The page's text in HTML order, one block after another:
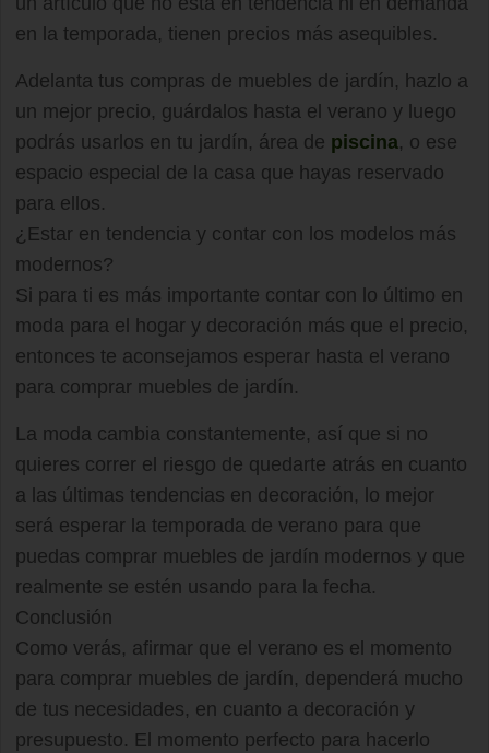
en la temporada, tienen precios más asequibles.
Adelanta tus compras de muebles de jardín, hazlo a
un mejor precio, guárdalos hasta el verano y luego
podrás usarlos en tu jardín, área de piscina, o ese
espacio especial de la casa que hayas reservado
para ellos.
¿Estar en tendencia y contar con los modelos más
modernos?
Si para ti es más importante contar con lo último en
moda para el hogar y decoración más que el precio,
entonces te aconsejamos esperar hasta el verano
para comprar muebles de jardín.
La moda cambia constantemente, así que si no
quieres correr el riesgo de quedarte atrás en cuanto
a las últimas tendencias en decoración, lo mejor
será esperar la temporada de verano para que
puedas comprar muebles de jardín modernos y que
realmente se estén usando para la fecha.
Conclusión
Como verás, afirmar que el verano es el momento
para comprar muebles de jardín, dependerá mucho
de tus necesidades, en cuanto a decoración y
presupuesto. El momento perfecto para hacerlo